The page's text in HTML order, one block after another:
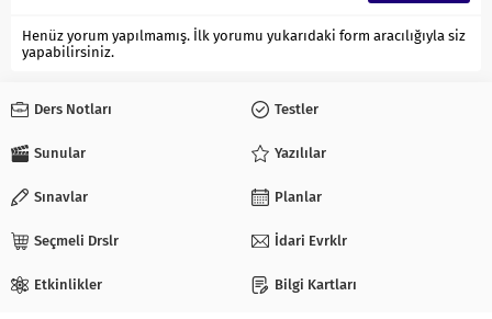
Henüz yorum yapılmamış. İlk yorumu yukarıdaki form aracılığıyla siz
yapabilirsiniz.
Ders Notları Testler
Sunular Yazılılar
Sınavlar Planlar
Seçmeli Drslr İdari Evrklr
Etkinlikler Bilgi Kartları